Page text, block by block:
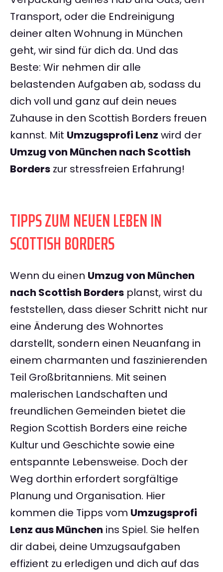
Transport, oder die Endreinigung
deiner alten Wohnung in München
geht, wir sind für dich da. Und das
Beste: Wir nehmen dir alle
belastenden Aufgaben ab, sodass du
dich voll und ganz auf dein neues
Zuhause in den Scottish Borders freuen
kannst. Mit Umzugsprofi Lenz wird der
Umzug von München nach Scottish
Borders zur stressfreien Erfahrung!
TIPPS ZUM NEUEN LEBEN IN
SCOTTISH BORDERS
Wenn du einen Umzug von München
nach Scottish Borders planst, wirst du
feststellen, dass dieser Schritt nicht nur
eine Änderung des Wohnortes
darstellt, sondern einen Neuanfang in
einem charmanten und faszinierenden
Teil Großbritanniens. Mit seinen
malerischen Landschaften und
freundlichen Gemeinden bietet die
Region Scottish Borders eine reiche
Kultur und Geschichte sowie eine
entspannte Lebensweise. Doch der
Weg dorthin erfordert sorgfältige
Planung und Organisation. Hier
kommen die Tipps vom Umzugsprofi
Lenz aus München ins Spiel. Sie helfen
dir dabei, deine Umzugsaufgaben
effizient zu erledigen und dich auf das